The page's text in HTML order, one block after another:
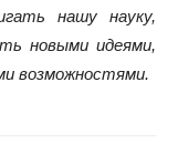
нашу науку,
новыми идеями,
возможностями.